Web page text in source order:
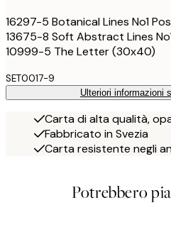
16297-5 Botanical Lines No1
13675-8 Soft Abstract Lines
10999-5 The Letter (30x40)
SET0017-9
Ulteriori informazioni
Carta di alta qualità,
Fabbricato in Svezia
Carta resistente negli
Potrebbero